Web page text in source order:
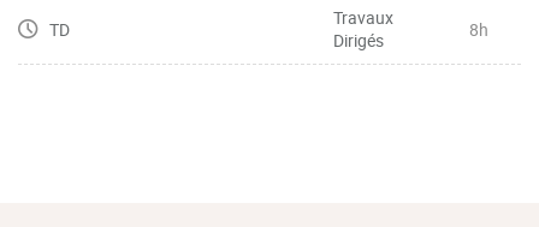
TD
Travaux
Dirigés
8h